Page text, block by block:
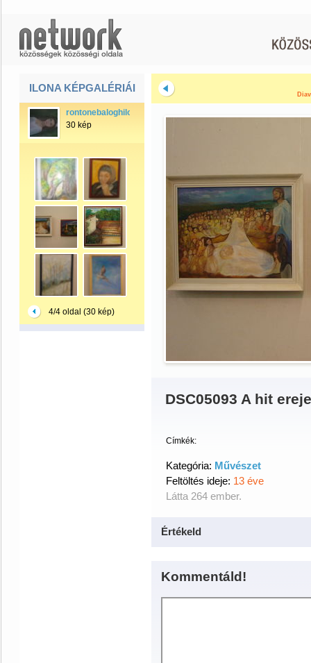
ILONA KÉPGALÉRIÁI
rontonebaloghilona
30 kép
4/4 oldal (30 kép)
DSC05093 A hit
Címkék:
Kategória: Művészet
Feltöltés ideje: 13 éve
Látta 264 ember.
Értékeld
Kommentáld!